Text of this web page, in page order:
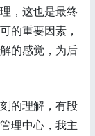
，这也是最终
的重要因素，
的感觉，为后
的理解，有段
理中心，我主